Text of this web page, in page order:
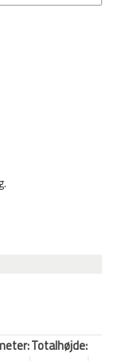
Totalhøjde: